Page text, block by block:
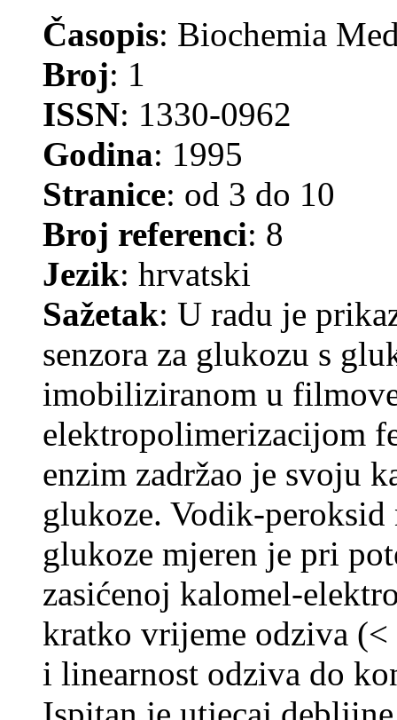
Časopis: Biochemia
Broj: 1
ISSN: 1330-0962
Godina: 1995
Stranice: od 3 do 10
Broj referenci: 8
Jezik: hrvatski
Sažetak: U radu je
senzora za glukozu s
imobiliziranom u
elektropolimerizacijom
enzim zadržao je svoju
glukoze. Vodik-
glukoze mjeren je pri
zasićenoj kalomel-
kratko vrijeme odziva
i linearnost odziva do